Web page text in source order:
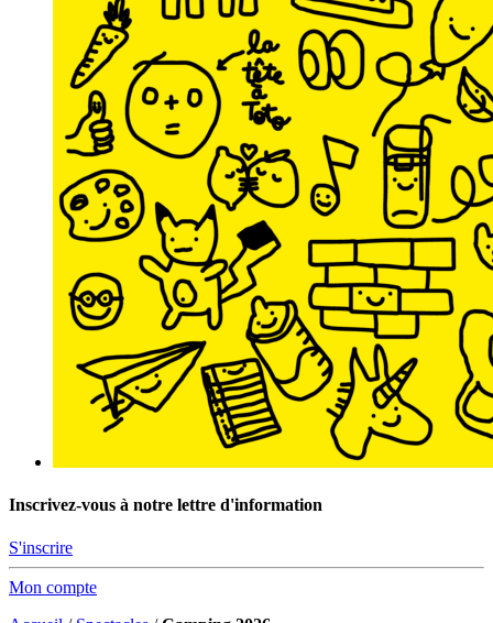
Inscrivez-vous à notre lettre d'information
S'inscrire
Mon compte